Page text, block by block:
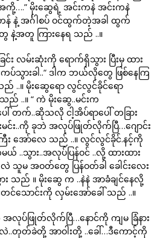
ကို့….” မိုးဆွေရဲ့ အင်းကနဲ အင်းကနဲ
နဲ့ အင်္ဂါစပ် ဝင်ထွက်တဲ့အခါ ထွက်
နဲ့အတူ ကြားနေရ သည် ..။
ြင်း လမ်းဆုံးကို ရောက်ရှိသွား ပြီးမှ ထား
သွားခါ..“ ဒါက ဘယ်လိုတွေ ဖြစ်နေကြ
။ မိုးဆွေရော လွင်လွင်ခိုင်ရော
..။ “ ကဲ မိုးဆွေ..မင်းက
ါ် တက်..ဆိုသလို ငါ့အိပ်ရာပေါ် တခြား
မင်း..ကို ခုဘဲ အလုပ်ဖြုတ်လိုက်ပြီ…ဂျောင်း
း အော်လေ သည် ..။ လွင်လွင်ခိုင်.နင့်ကို
ယ် ..သွား..အလုပ်ပြန်ဝင် ..လို့ ထားထား
လဲ သူမ အဝတ်တွေ ပြန်ဝတ်ခါ ခေါင်းလေး
ည် ။ မိုးဆွေ က ..နဲနဲ အာခံချင်နေလို့
တင်သောင်းကို လှမ်းအော်ခေါ် သည် ..။
အလုပ်ဖြုတ်လိုက်ပြီ…နောင်ကို ကျမ ခြံနား
တုတ်ခဲတို့ အာဝါးတို့ ..ခေါ်…ဒီကောင့်ကို